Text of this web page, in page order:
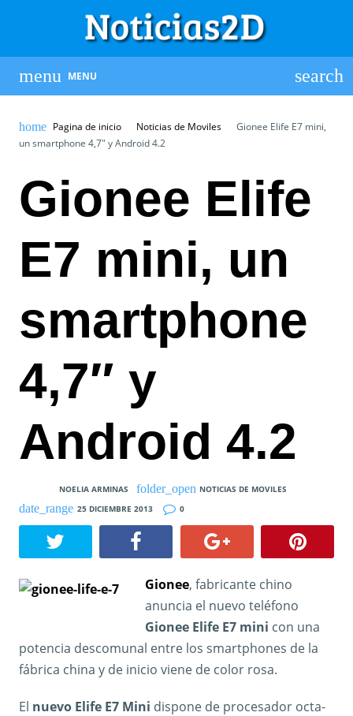
MENU
Pagina de inicio Noticias de Moviles
Gionee Elife E7 mini,
un smartphone 4,7″ y Android 4.2
Gionee Elife
E7 mini, un
smartphone
4,7″ y
Android 4.2
NOELIA ARMINAS
NOTICIAS DE MOVILES
25 DICIEMBRE 2013
0
Gionee, fabricante chino
anuncia el nuevo teléfono
Gionee Elife E7 mini con una
potencia descomunal entre los smartphones de la
fábrica china y de inicio viene de color rosa.
El nuevo Elife E7 Mini dispone de procesador octa-